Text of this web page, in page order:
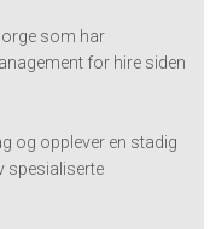
som har
for hire siden
og opplever en stadig
spesialiserte